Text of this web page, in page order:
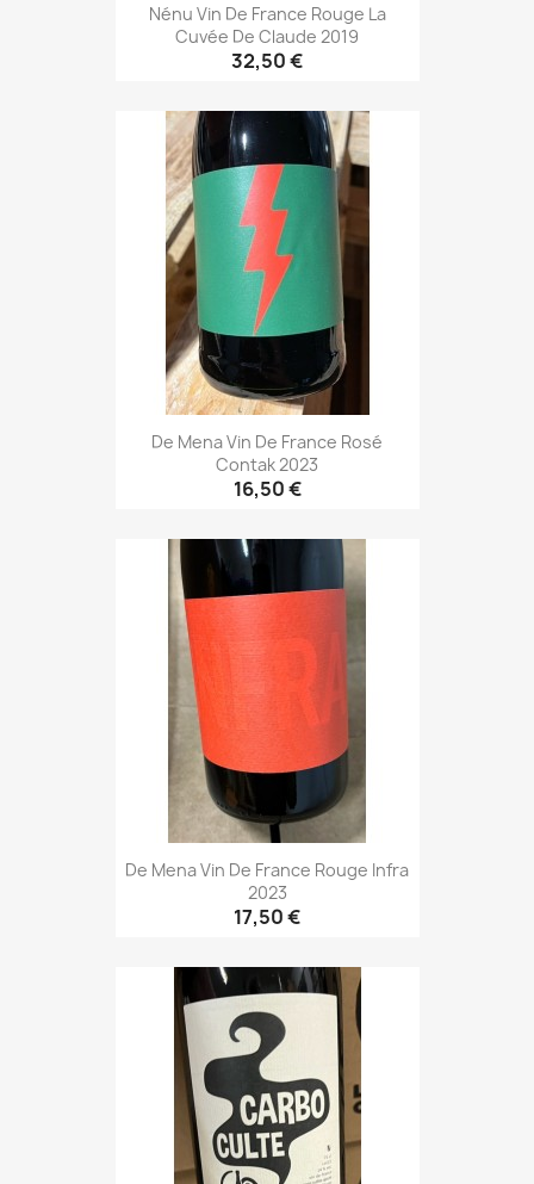
Nénu Vin De France Rouge La
Cuvée De Claude 2019
32,50 €
De Mena Vin De France Rosé
Contak 2023
16,50 €
De Mena Vin De France Rouge Infra
2023
17,50 €